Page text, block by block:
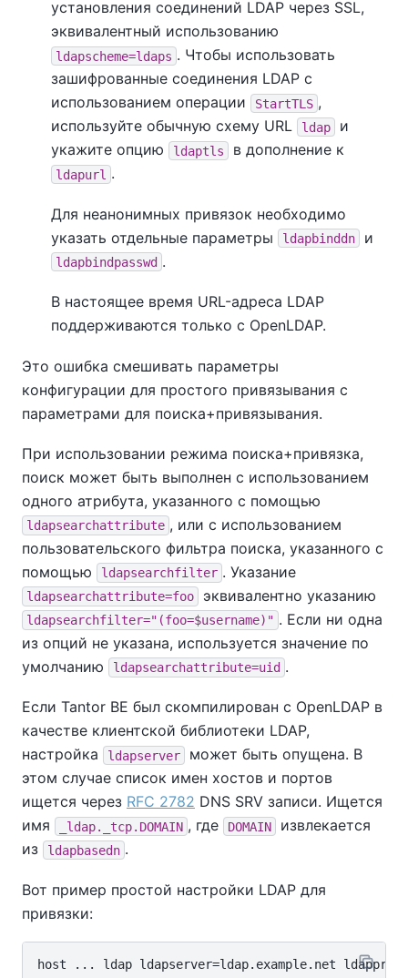
установления соединений LDAP через SSL,
эквивалентный использованию
ldapscheme=ldaps . Чтобы использовать
зашифрованные соединения LDAP с
использованием операции
StartTLS ,
используйте обычную схему URL
ldap
и
укажите опцию
ldaptls в дополнение к
ldapurl .
Для неанонимных привязок необходимо
указать отдельные параметры
ldapbinddn и
ldapbindpasswd .
В настоящее время URL-адреса LDAP
поддерживаются только с OpenLDAP.
Это ошибка смешивать параметры
конфигурации для простого привязывания с
параметрами для поиска+привязывания.
При использовании режима поиска+привязка,
поиск может быть выполнен с использованием
одного атрибута, указанного с помощью
ldapsearchattribute , или с использованием
пользовательского фильтра поиска, указанного с
помощью
ldapsearchfilter . Указание
ldapsearchattribute=foo эквивалентно указанию
ldapsearchfilter="(foo=$username)" . Если ни одна
из опций не указана, используется значение по
умолчанию
ldapsearchattribute=uid .
Если Tantor BE был скомпилирован с OpenLDAP в
качестве клиентской библиотеки LDAP,
настройка
ldapserver
может быть опущена. В
этом случае список имен хостов и портов
ищется через RFC 2782 DNS SRV записи. Ищется
имя
_ldap._tcp.DOMAIN , где DOMAIN
извлекается
из
ldapbasedn .
Вот пример простой настройки LDAP для
привязки: